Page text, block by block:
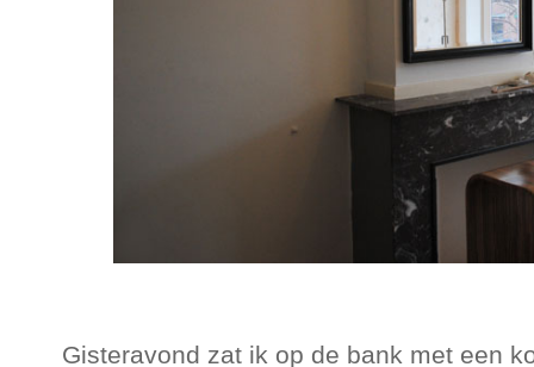
Gisteravond zat ik op de bank met een